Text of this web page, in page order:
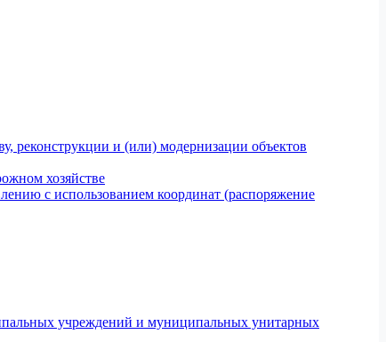
реконструкции и (или) модернизации объектов
хозяйстве
с использованием координат (распоряжение
учреждений и муниципальных унитарных